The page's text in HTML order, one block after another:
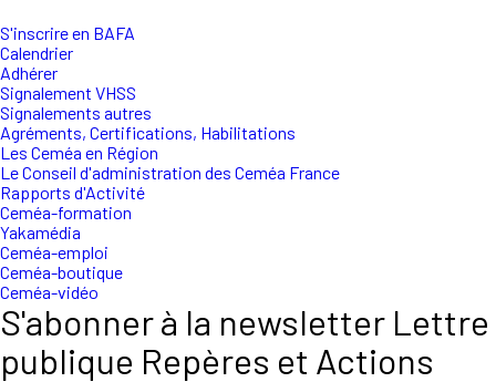
S'inscrire en BAFA
Calendrier
Adhérer
Signalement VHSS
Signalements autres
Agréments, Certifications, Habilitations
Les Ceméa en Région
Le Conseil d'administration des Ceméa France
Rapports d'Activité
Ceméa-formation
Yakamédia
Ceméa-emploi
Ceméa-boutique
Ceméa-vidéo
S'abonner à la newsletter Lettre
publique Repères et Actions